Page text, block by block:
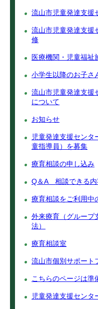
流山市児童発達支援
流山市児童発達支援
修
医療機関・児童福祉
小学生以降のお子さ
流山市児童発達支援
について
お知らせ
児童発達支援センタ
童指導員）を募集
療育相談の申し込み
Q＆A 相談できる内
療育相談をご利用中
外来療育（グループ
法）
療育相談室
流山市個別サポート
こちらのページは準
児童発達支援センタ